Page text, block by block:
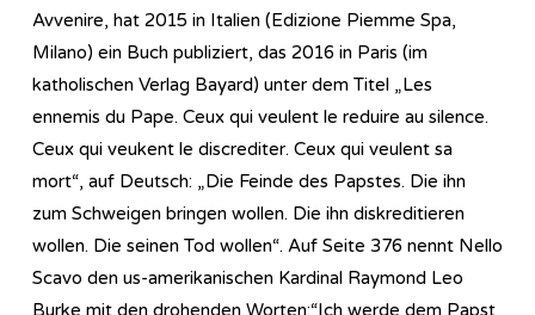
Avvenire, hat 2015 in Italien (Edizione Piemme Spa,
Milano) ein Buch publiziert, das 2016 in Paris (im
katholischen Verlag Bayard) unter dem Titel „Les
ennemis du Pape. Ceux qui veulent le reduire au silence.
Ceux qui veukent le discrediter. Ceux qui veulent sa
mort“, auf Deutsch: „Die Feinde des Papstes. Die ihn
zum Schweigen bringen wollen. Die ihn diskreditieren
wollen. Die seinen Tod wollen“. Auf Seite 376 nennt Nello
Scavo den us-amerikanischen Kardinal Raymond Leo
Burke mit den drohenden Worten:“Ich werde dem Papst